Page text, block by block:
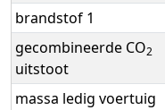
brandstof 1
gecombineerde CO2
uitstoot
massa ledig voertuig